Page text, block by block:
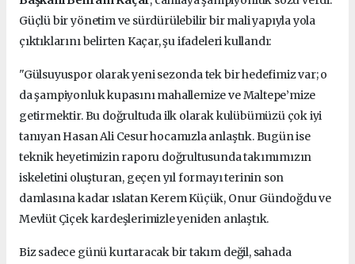
Güçlü bir yönetim ve sürdürülebilir bir mali yapıyla yola
çıktıklarını belirten Kaçar, şu ifadeleri kullandı:
"Gülsuyuspor olarak yeni sezonda tek bir hedefimiz var; o
da şampiyonluk kupasını mahallemize ve Maltepe’mize
getirmektir. Bu doğrultuda ilk olarak kulübümüzü çok iyi
tanıyan Hasan Ali Cesur hocamızla anlaştık. Bugün ise
teknik heyetimizin raporu doğrultusunda takımımızın
iskeletini oluşturan, geçen yıl formayı terinin son
damlasına kadar ıslatan Kerem Küçük, Onur Gündoğdu ve
Mevlüt Çiçek kardeşlerimizle yeniden anlaştık.
Biz sadece günü kurtaracak bir takım değil, sahada